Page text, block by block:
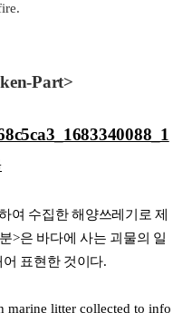
Part>
여 수집한 해양쓰레기로 제
>은 바다에 사는 괴물의 일
표현한 것이다.
marine litter collected to info